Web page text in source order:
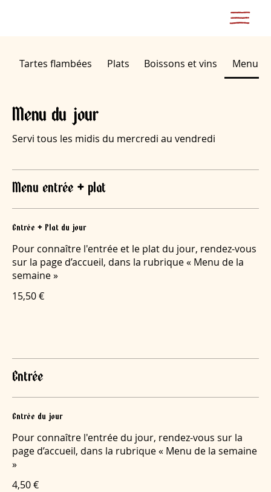
Tartes flambées Plats Boissons et vins Menu
Menu du jour
Servi tous les midis du mercredi au vendredi
Menu entrée + plat
Entrée + Plat du jour
Pour connaître l'entrée et le plat du jour, rendez-vous
sur la page d’accueil, dans la rubrique « Menu de la
semaine »
15,50 €
Entrée
Entrée du jour
Pour connaître l'entrée du jour, rendez-vous sur la
page d’accueil, dans la rubrique « Menu de la semaine
»
4,50 €